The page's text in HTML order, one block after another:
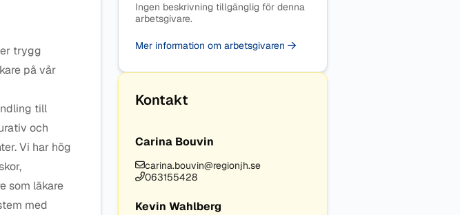
trygg
på vår
till
och
Vi har hög
som läkare
med
Ingen beskrivning tillgänglig för denna
arbetsgivare.
Mer information om arbetsgivaren
Kontakt
Carina Bouvin
carina.bouvin@regionjh.se
063155428
Kevin Wahlberg